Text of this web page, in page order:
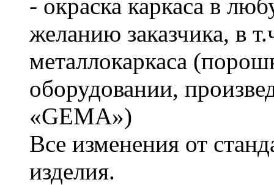
- окраска каркаса в
желанию заказчика, в
металлокаркаса
оборудовании,
«GEMA»)
Все изменения от
изделия.